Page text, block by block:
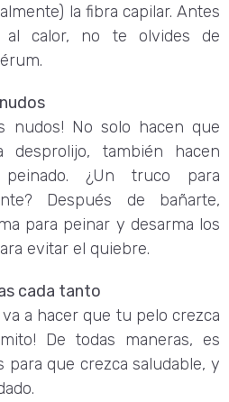
la fibra capilar. Antes
calor, no te olvides de
nudos! No solo hacen que
también hacen
peinado. ¿Un truco para
Después de bañarte,
para peinar y desarma los
evitar el quiebre.
cada tanto
a hacer que tu pelo crezca
De todas maneras, es
para que crezca saludable, y